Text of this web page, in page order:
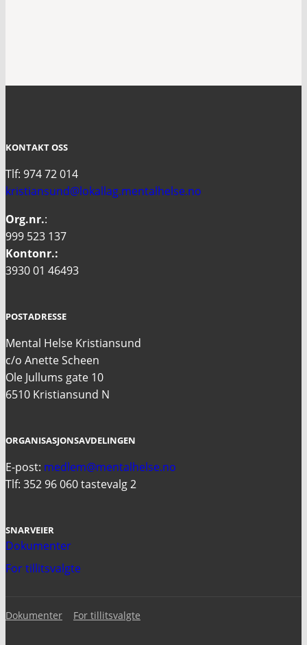
KONTAKT OSS
Tlf: 974 72 014
kristiansund@lokallag.mentalhelse.no
Org.nr.:
999 523 137
Kontonr.:
3930 01 46493
POSTADRESSE
Mental Helse Kristiansund
c/o Anette Scheen
Ole Jullums gate 10
6510 Kristiansund N
ORGANISASJONSAVDELINGEN
E-post: medlem@mentalhelse.no
Tlf: 352 96 060 tastevalg 2
SNARVEIER
Dokumenter
For tillitsvalgte
Dokumenter For tillitsvalgte